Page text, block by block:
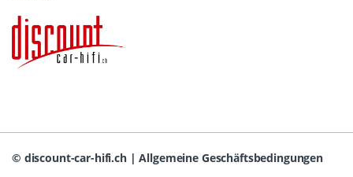
© discount-car-hifi.ch|Allgemeine Geschäftsbedingungen